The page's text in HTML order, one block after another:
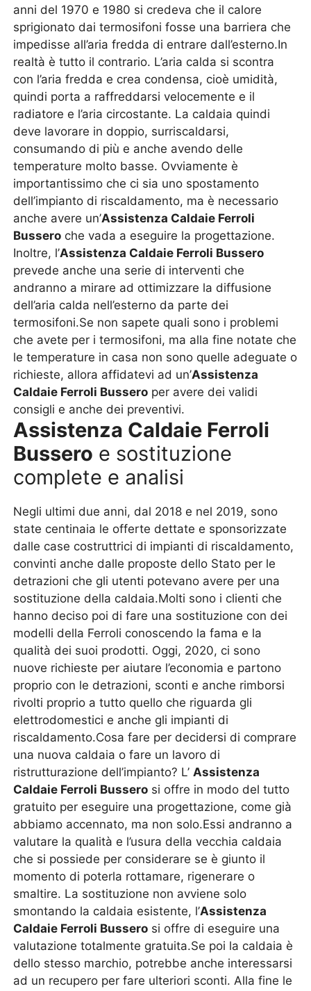
anni del 1970 e 1980 si credeva che il calore
sprigionato dai termosifoni fosse una barriera che
impedisse all’aria fredda di entrare dall’esterno.In
realtà è tutto il contrario. L’aria calda si scontra
con l’aria fredda e crea condensa, cioè umidità,
quindi porta a raffreddarsi velocemente e il
radiatore e l’aria circostante. La caldaia quindi
deve lavorare in doppio, surriscaldarsi,
consumando di più e anche avendo delle
temperature molto basse. Ovviamente è
importantissimo che ci sia uno spostamento
dell’impianto di riscaldamento, ma è necessario
anche avere un’Assistenza Caldaie Ferroli
Bussero che vada a eseguire la progettazione.
Inoltre, l’Assistenza Caldaie Ferroli Bussero
prevede anche una serie di interventi che
andranno a mirare ad ottimizzare la diffusione
dell’aria calda nell’esterno da parte dei
termosifoni.Se non sapete quali sono i problemi
che avete per i termosifoni, ma alla fine notate che
le temperature in casa non sono quelle adeguate o
richieste, allora affidatevi ad un’Assistenza
Caldaie Ferroli Bussero per avere dei validi
consigli e anche dei preventivi.
Assistenza Caldaie Ferroli
Bussero e sostituzione
complete e analisi
Negli ultimi due anni, dal 2018 e nel 2019, sono
state centinaia le offerte dettate e sponsorizzate
dalle case costruttrici di impianti di riscaldamento,
convinti anche dalle proposte dello Stato per le
detrazioni che gli utenti potevano avere per una
sostituzione della caldaia.Molti sono i clienti che
hanno deciso poi di fare una sostituzione con dei
modelli della Ferroli conoscendo la fama e la
qualità dei suoi prodotti. Oggi, 2020, ci sono
nuove richieste per aiutare l’economia e partono
proprio con le detrazioni, sconti e anche rimborsi
rivolti proprio a tutto quello che riguarda gli
elettrodomestici e anche gli impianti di
riscaldamento.Cosa fare per decidersi di comprare
una nuova caldaia o fare un lavoro di
ristrutturazione dell’impianto? L’Assistenza
Caldaie Ferroli Bussero si offre in modo del tutto
gratuito per eseguire una progettazione, come già
abbiamo accennato, ma non solo.Essi andranno a
valutare la qualità e l’usura della vecchia caldaia
che si possiede per considerare se è giunto il
momento di poterla rottamare, rigenerare o
smaltire. La sostituzione non avviene solo
smontando la caldaia esistente, l’Assistenza
Caldaie Ferroli Bussero si offre di eseguire una
valutazione totalmente gratuita.Se poi la caldaia è
dello stesso marchio, potrebbe anche interessarsi
ad un recupero per fare ulteriori sconti. Alla fine le